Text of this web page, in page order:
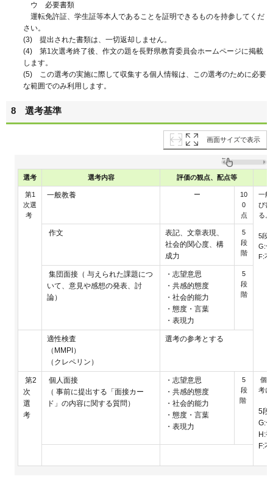
ウ 必要書類
運転免許証、学生証等本人であることを証明できるものを持参してくだ
さい。
(3) 提出された書類は、一切返却しません。
(4) 第1次選考終了後、作文の題を長野県教育委員会ホームページに掲載
します。
(5) この選考の実施に際して収集する個人情報は、この選考のために必要
な範囲でのみ利用します。
8 選考基準
画面サイズで表示
選考 選考内容 評価の観点、 配点等
第1
次選
考
一般教養 ー
10
0
点
一般
び書
る。
5段
G:
F:不
作文
表記、文章表現、
社会的関心度、構
成力
5
段
階
集団面接（ 与えられた課題につ
いて、意見や感想の発表、討
論）
・志望意思
・共感的態度
・社会的能力
・態度・言葉
・表現力
5
段
階
適性検査
（MMPI）
（クレペリン）
選考の参考とする
第2
次
選
考
個人面接
（ 事前に提出する「面接カー
ド」の内容に関する質問）
・志望意思
・共感的態度
・社会的能力
・態度・言葉
・表現力
5
段
階
個
考に
5段
G:
H:
F: